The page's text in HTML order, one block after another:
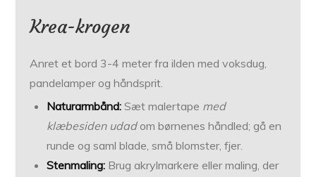
Krea-krogen
Anret et bord 3-4 meter fra ilden med voksdug,
pandelamper og håndsprit.
Naturarmbånd: Sæt malertape med
klæbesiden udadom børnenes håndled; gå en
runde og saml blade, små blomster, fjer.
Stenmaling: Brug akrylmarkere eller maling, der